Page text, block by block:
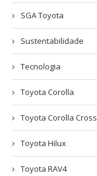
SGA Toyota
Sustentabilidade
Tecnologia
Toyota Corolla
Toyota Corolla Cross
Toyota Hilux
Toyota RAV4